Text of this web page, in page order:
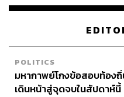
POLITICS
มหากาพย์โกงข้อสอบท้อง
เดินหน้าสู่จุดจบในสัปดาห์นี้